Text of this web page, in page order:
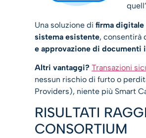
Una soluzione di firma digitale
sistema esistente, consentirà
e approvazione di documenti
Altri vantaggi? Transazioni
nessun rischio di furto o
Providers), niente più Smart
RISULTATI
CONSORTIUM